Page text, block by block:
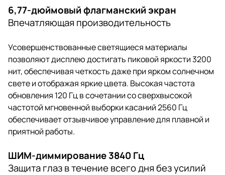
6,77-дюймовый флагманский экран
Впечатляющая производительность
Усовершенствованные светящиеся материалы
позволяют дисплею достигать пиковой яркости 3200
нит, обеспечивая четкость даже при ярком солнечном
свете и отображая яркие цвета. Высокая частота
обновления 120 Гц в сочетании со сверхвысокой
частотой мгновенной выборки касаний 2560 Гц
обеспечивает отзывчивое управление для плавной и
приятной работы.
ШИМ-диммирование 3840 Гц
Защита глаз в течение всего дня без усилий